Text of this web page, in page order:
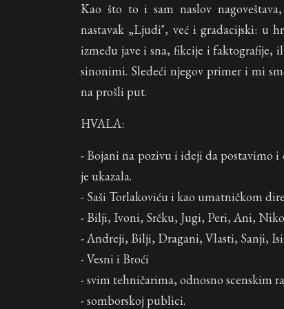
Kao što to i sam naslov
nastavak „Ljudi", već i gradacijski: u
između jave i sna, fikcije i faktografije,
sinonimi. Sledeći njegov primer i mi
na prošli put.
HVALA:
- Bojani na pozivu i ideji da postavimo
je ukazala.
- Saši Torlakoviću i kao umatničkom
- Bilji, Ivoni, Srčku, Jugi, Peri, Ani,
- Andreji, Bilji, Dragani, Vlasti, Sanji,
- Vesni i Broći
- svim tehničarima, odnosno scenskim
- somborskoj publici.